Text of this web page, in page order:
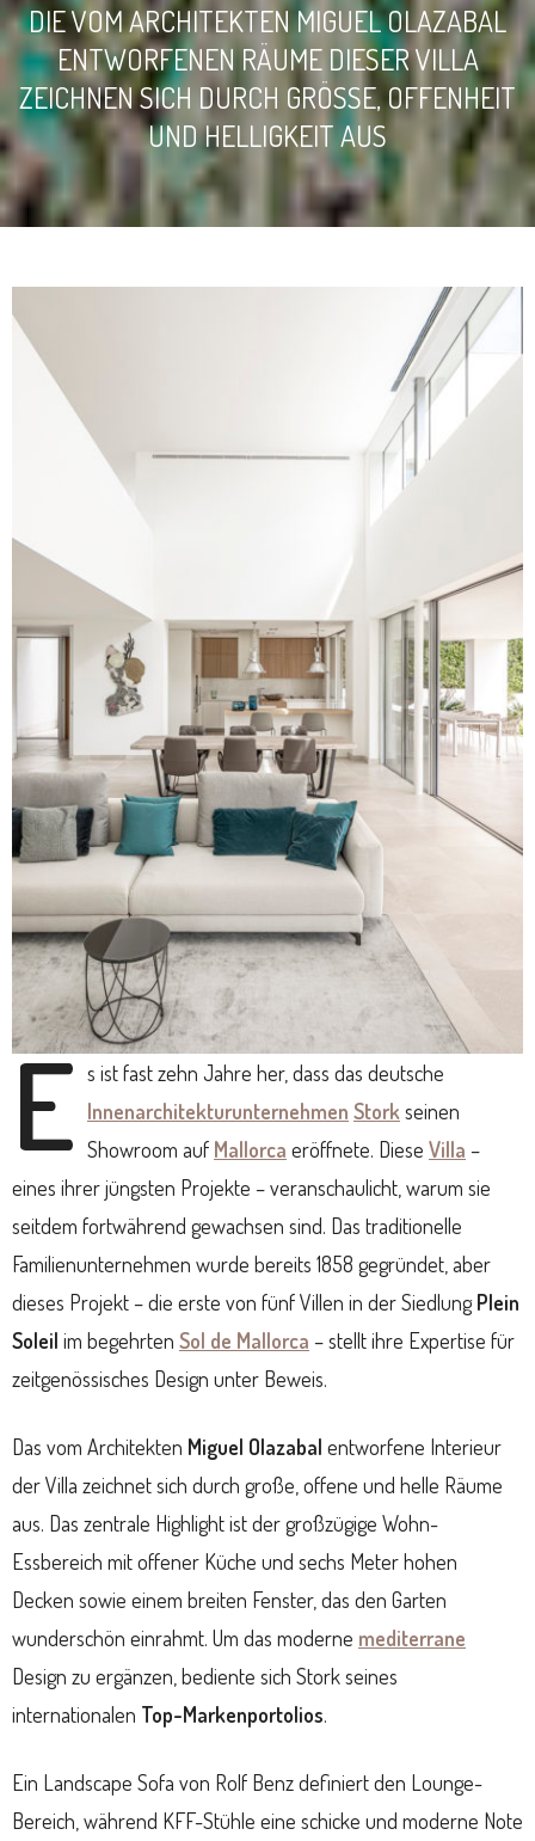
DIE VOM ARCHITEKTEN MIGUEL OLAZABAL
ENTWORFENEN RÄUME DIESER VILLA
ZEICHNEN SICH DURCH GRÖSSE, OFFENHEIT U
ND HELLIGKEIT AUS
E s ist fast zehn Jahre her, dass das deutsche
Innenarchitekturunternehmen Storkseinen
Showroom auf Mallorca eröffnete. Diese Villa –
eines ihrer jüngsten Projekte – veranschaulicht, warum sie
seitdem fortwährend gewachsen sind. Das traditionelle
Familienunternehmen wurde bereits 1858 gegründet, aber
dieses Projekt – die erste von fünf Villen in der SiedlungPlein
Soleil im begehrten Sol de Mallorca – stellt ihre Expertise für
zeitgenössisches Design unter Beweis.
Das vom Architekten Miguel Olazabal entworfene Interieur
der Villa zeichnet sich durch große, offene und helle Räume
aus. Das zentrale Highlight ist der großzügige Wohn-
Essbereich mit offener Küche und sechs Meter hohen
Decken sowie einem breiten Fenster, das den Garten
wunderschön einrahmt. Um das moderne mediterrane
Design zu ergänzen, bediente sich Stork seines
internationalen Top-Markenportolios.
Ein Landscape Sofa von Rolf Benz definiert den Lounge-
Bereich, während KFF-Stühle eine schicke und moderne Note